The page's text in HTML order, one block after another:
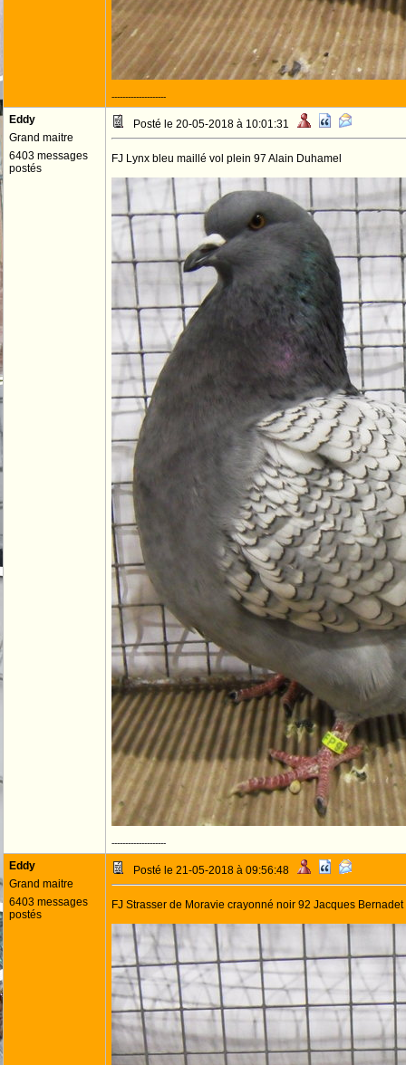
--------------------
Eddy
Grand maitre
6403 messages
postés
Posté le 20-05-2018 à 10:01:31
FJ Lynx bleu maillé vol plein 97 Alain Duhamel
--------------------
Eddy
Grand maitre
6403 messages
postés
Posté le 21-05-2018 à 09:56:48
FJ Strasser de Moravie crayonné noir 92 Jacques Bernadet